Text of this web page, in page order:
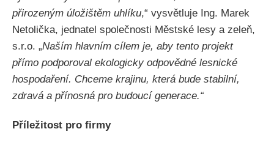
přirozeným úložištěm uhlíku,“ vysvětluje Ing. Marek
Netolička, jednatel společnosti Městské lesy a zeleň,
s.r.o. „Naším hlavním cílem je, aby tento projekt
přímo podporoval ekologicky odpovědné lesnické
hospodaření. Chceme krajinu, která bude stabilní,
zdravá a přínosná pro budoucí generace.“
Příležitost pro firmy